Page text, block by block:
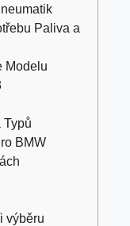
Paliva a
Modelu
Typů
BMW
výběru